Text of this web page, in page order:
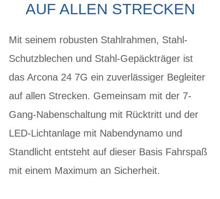
UF ALLEN STRECKEN
Mit seinem robusten Stahlrahmen, Stahl-
Schutzblechen und Stahl-Gepäckträger ist
das Arcona 24 7G ein zuverlässiger Begleiter
auf allen Strecken. Gemeinsam mit der 7-
Gang-Nabenschaltung mit Rücktritt und der
LED-Lichtanlage mit Nabendynamo und
Standlicht entsteht auf dieser Basis Fahrspaß
mit einem Maximum an Sicherheit.